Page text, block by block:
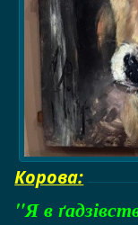
Корова:
"Я в